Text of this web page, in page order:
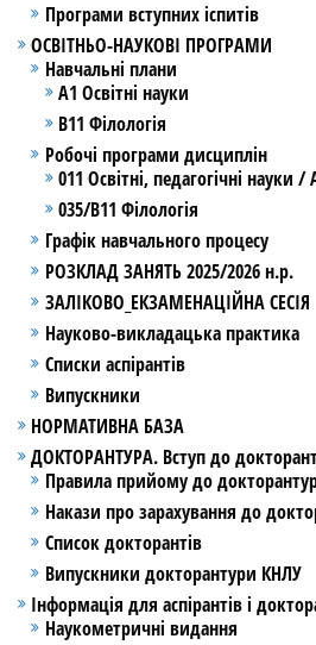
Програми вступних іспитів
ОСВІТНЬО-НАУКОВІ ПРОГРАМИ
Навчальні плани
А1 Освітні науки
В11 Філологія
Робочі програми дисциплін
011 Освітні, педагогічні науки /
035/В11 Філологія
Графік навчального процесу
РОЗКЛАД ЗАНЯТЬ 2025/2026 н.р.
ЗАЛІКОВО_ЕКЗАМЕНАЦІЙНА СЕСІЯ
Науково-викладацька практика
Списки аспірантів
Випускники
НОРМАТИВНА БАЗА
ДОКТОРАНТУРА. Вступ до
Правила прийому до
Накази про зарахування до
Список докторантів
Випускники докторантури КНЛУ
Інформація для аспірантів і
Наукометричні видання